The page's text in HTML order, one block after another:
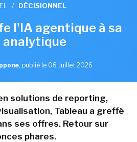
/ DÉCISIONNEL
l'IA agentique à sa
analytique
, publié le 06 Juillet 2026
solutions de reporting,
Tableau a greffé
ses offres. Retour sur
phares.